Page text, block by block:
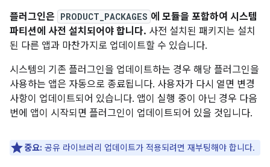
플러그인은 PRODUCT_PACKAGES 에 모듈을 포함하여 시스템
파티션에 사전 설치되어야 합니다. 사전 설치된 패키지는 설치
된 다른 앱과 마찬가지로 업데이트할 수 있습니다.
시스템의 기존 플러그인을 업데이트하는 경우 해당 플러그인을
사용하는 앱은 자동으로 종료됩니다. 사용자가 다시 열면 변경
사항이 업데이트되어 있습니다. 앱이 실행 중이 아닌 경우 다음
번에 앱이 시작되면 플러그인이 업데이트되어 있을 것입니다.
중요: 공유 라이브러리 업데이트가 적용되려면 재부팅해야 합니다.